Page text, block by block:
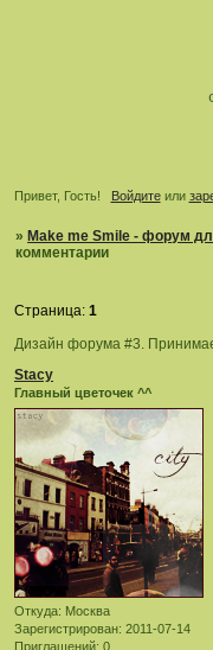
Привет, Гость! Войдитеили
» Make me Smile - форум
комментарии
Дизайн форума #3.
Страница:1
Stacy
Главный цветочек ^^
Откуда: Москва
Зарегистрирован: 2011-07-14
Приглашений: 0